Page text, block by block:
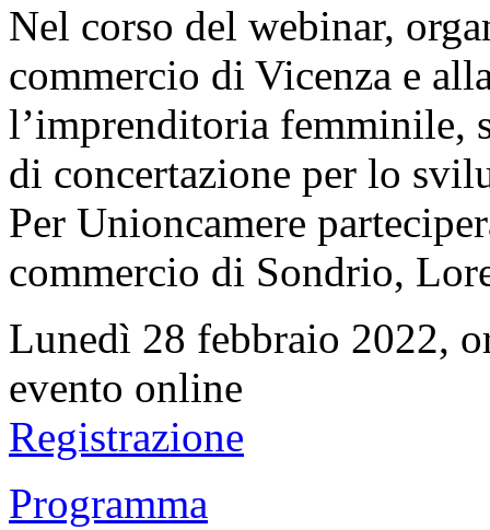
Nel corso del webinar,
commercio di Vicenza e
l’imprenditoria femminile,
di concertazione per lo
Per Unioncamere
commercio di Sondrio,
Lunedì 28 febbraio 2022,
evento online
Registrazione
Programma